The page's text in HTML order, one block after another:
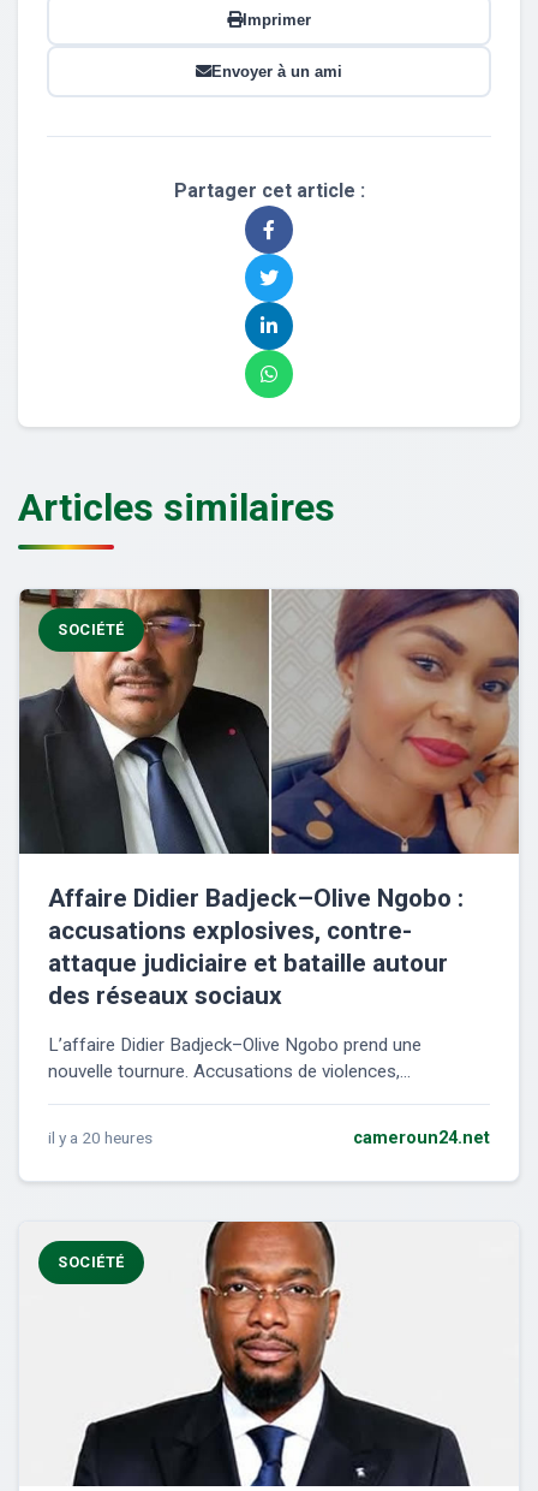
Imprimer
Envoyer à un ami
Partager cet article :
Articles similaires
SOCIÉTÉ
Affaire Didier Badjeck–Olive Ngobo :
accusations explosives, contre-
attaque judiciaire et bataille autour
des réseaux sociaux
L’affaire Didier Badjeck–Olive Ngobo prend une
nouvelle tournure. Accusations de violences,...
il y a 20 heures cameroun24.net
SOCIÉTÉ